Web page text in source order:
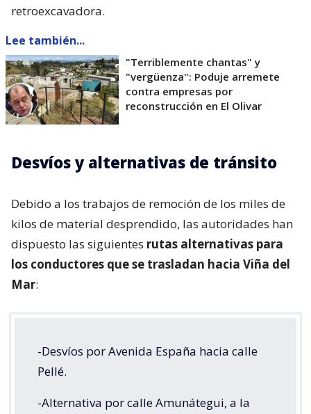
retroexcavadora.
Lee también...
"Terriblemente chantas" y
"vergüenza": Poduje arremete
contra empresas por
reconstrucción en El Olivar
Desvíos y alternativas de tránsito
Debido a los trabajos de remoción de los miles de
kilos de material desprendido, las autoridades han
dispuesto las siguientes rutas alternativas para
los conductores que se trasladan hacia Viña del
Mar:
-Desvíos por Avenida España hacia calle
Pellé.
-Alternativa por calle Amunátegui, a la